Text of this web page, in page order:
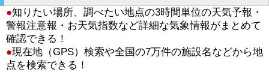
●知りたい場所、調べたい地点の3時間単位の天気予報・
警報注意報・お天気指数など詳細な気象情報がまとめて
確認できる！
●現在地（GPS）検索や全国の7万件の施設名などから地
点を検索できる！